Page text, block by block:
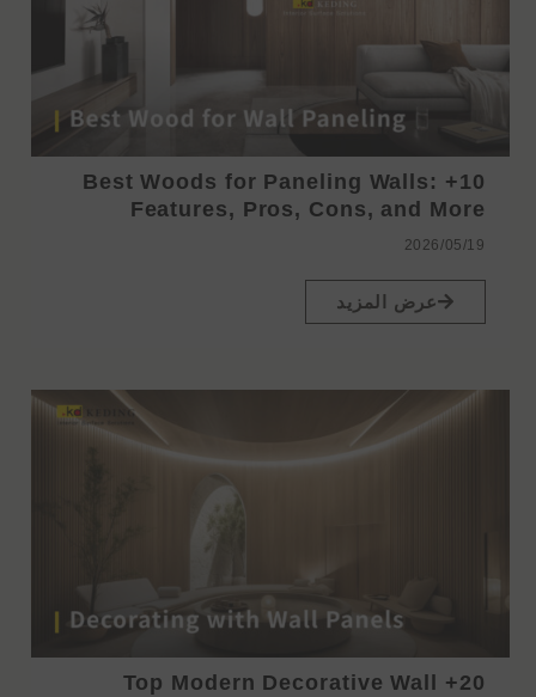
10+ Best Woods for Paneling Walls:
Features, Pros, Cons, and More
2026/05/19
عرض المزيد
20+ Top Modern Decorative Wall